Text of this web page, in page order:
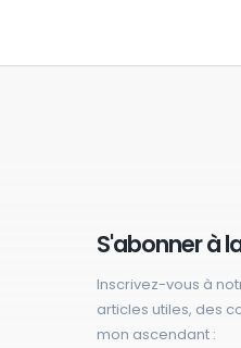
S'abonner à
Inscrivez-vous à
articles utiles, des
mon ascendant :